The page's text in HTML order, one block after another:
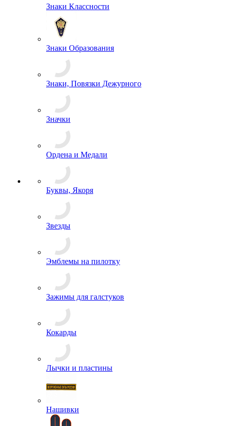
Пилотки
Фуражки
Шапки
Шапки-ушанки
Выживание
Измерительные приборы
Кобуры
Несессеры и комплектующие
Подсумки
Разгрузочное снаряжение